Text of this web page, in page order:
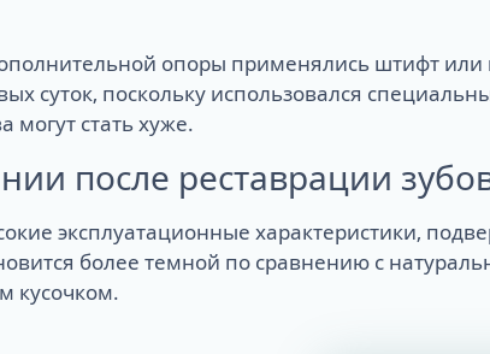
опоры применялись штифт или
суток, поскольку использовался
могут стать хуже.
после реставрации
эксплуатационные характеристики,
более темной по сравнению с
кусочком.